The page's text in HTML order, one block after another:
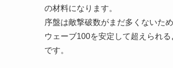
の材料になります。
序盤は敵撃破数がまだ多くないた
ウェーブ100を安定して超えられ
です。